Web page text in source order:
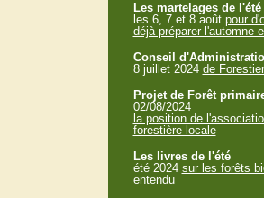
Les martelages de l'été
les 6, 7 et 8 août pour
déjà préparer l'automne
Conseil
8 juillet 2024 de
Projet de Forêt
02/08/2024
la position de
forestière locale
Les livres de l'été
été 2024 sur les forêts
entendu